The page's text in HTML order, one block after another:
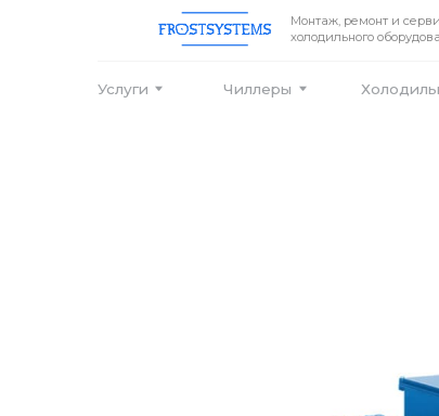
Монтаж, ремонт и сервис
холодильного оборудования